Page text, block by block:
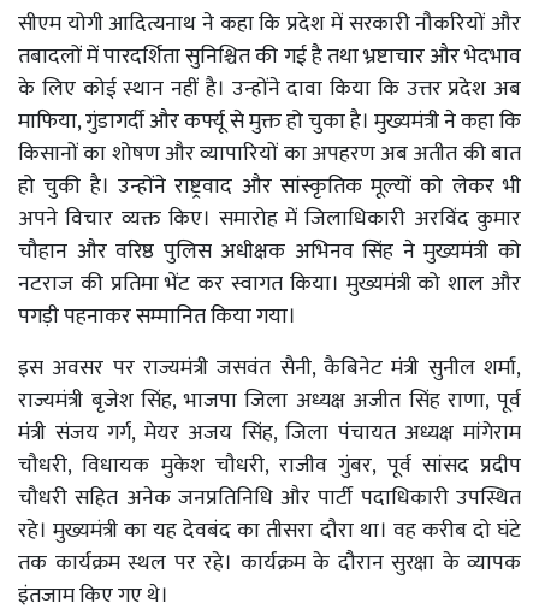
सीएम योगी आदित्यनाथ ने कहा कि प्रदेश में सरकारी नौकरियों और
तबादलों में पारदर्शिता सुनिश्चित की गई है तथा भ्रष्टाचार और भेदभाव
के लिए कोई स्थान नहीं है। उन्होंने दावा किया कि उत्तर प्रदेश अब
माफिया, गुंडागर्दी और कर्फ्यू से मुक्त हो चुका है। मुख्यमंत्री ने कहा कि
किसानों का शोषण और व्यापारियों का अपहरण अब अतीत की बात
हो चुकी है। उन्होंने राष्ट्रवाद और सांस्कृतिक मूल्यों को लेकर भी
अपने विचार व्यक्त किए। समारोह में जिलाधिकारी अरविंद कुमार
चौहान और वरिष्ठ पुलिस अधीक्षक अभिनव सिंह ने मुख्यमंत्री को
नटराज की प्रतिमा भेंट कर स्वागत किया। मुख्यमंत्री को शाल और
पगड़ी पहनाकर सम्मानित किया गया।
इस अवसर पर राज्यमंत्री जसवंत सैनी, कैबिनेट मंत्री सुनील शर्मा,
राज्यमंत्री बृजेश सिंह, भाजपा जिला अध्यक्ष अजीत सिंह राणा, पूर्व
मंत्री संजय गर्ग, मेयर अजय सिंह, जिला पंचायत अध्यक्ष मांगेराम
चौधरी, विधायक मुकेश चौधरी, राजीव गुंबर, पूर्व सांसद प्रदीप
चौधरी सहित अनेक जनप्रतिनिधि और पार्टी पदाधिकारी उपस्थित
रहे। मुख्यमंत्री का यह देवबंद का तीसरा दौरा था। वह करीब दो घंटे
तक कार्यक्रम स्थल पर रहे। कार्यक्रम के दौरान सुरक्षा के व्यापक
इंतजाम किए गए थे।